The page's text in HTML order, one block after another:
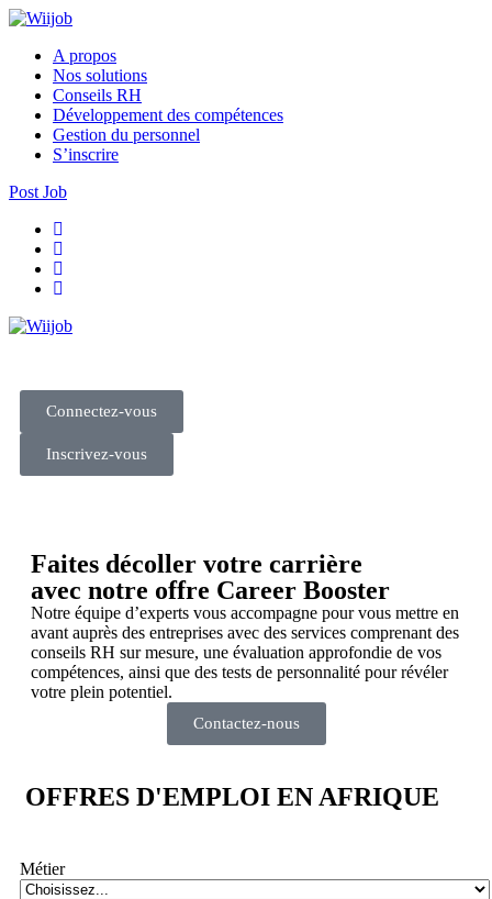
A propos
Nos solutions
Conseils RH
Développement des compétences
Gestion du personnel
S’inscrire
Post Job
Connectez-vous
Inscrivez-vous
Faites décoller votre carrière
avec notre offre Career Booster
Notre équipe d’experts vous accompagne pour vous mettre en
avant auprès des entreprises avec des services comprenant des
conseils RH sur mesure, une évaluation approfondie de vos
compétences, ainsi que des tests de personnalité pour révéler
votre plein potentiel.
Contactez-nous
OFFRES D'EMPLOI EN AFRIQUE
Métier